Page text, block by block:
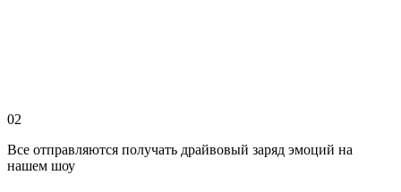
02
Все отправляются получать драйвовый заряд эмоций на
нашем шоу